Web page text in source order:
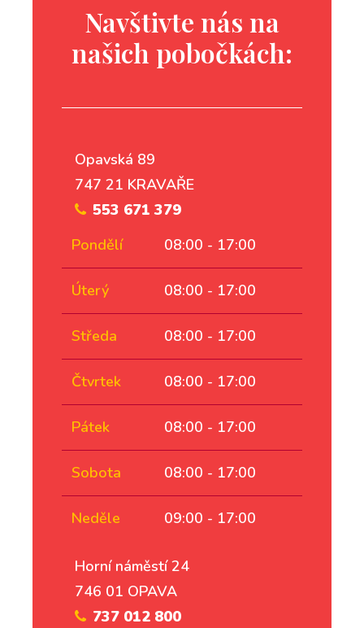
Navštivte nás na
našich pobočkách:
Opavská 89
747 21 KRAVAŘE
553 671 379
Pondělí
08:00 - 17:00
Úterý 08:00 - 17:00
Středa 08:00 - 17:00
Čtvrtek 08:00 - 17:00
Pátek 08:00 - 17:00
Sobota 08:00 - 17:00
Neděle 09:00 - 17:00
Horní náměstí 24
746 01 OPAVA
737 012 800